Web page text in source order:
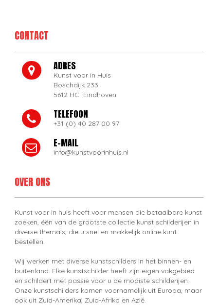
CONTACT
ADRES
Kunst voor in Huis
Boschdijk 233
5612 HC Eindhoven
TELEFOON
+31 (0) 40 287 00 97
E-MAIL
info@kunstvoorinhuis.nl
OVER ONS
Kunst voor in huis heeft voor mensen die betaalbare kunst
zoeken, één van de grootste collectie kunst schilderijen in
diverse thema's, die u snel en makkelijk online kunt
bestellen.
Wij werken met diverse kunstschilders in het binnen- en
buitenland. Elke kunstschilder heeft zijn eigen vakgebied
en schildert met passie voor u de mooiste schilderijen.
Onze kunstschilders komen voornamelijk uit Europa, maar
ook uit Zuid-Amerika, Zuid-Afrika en Azië.